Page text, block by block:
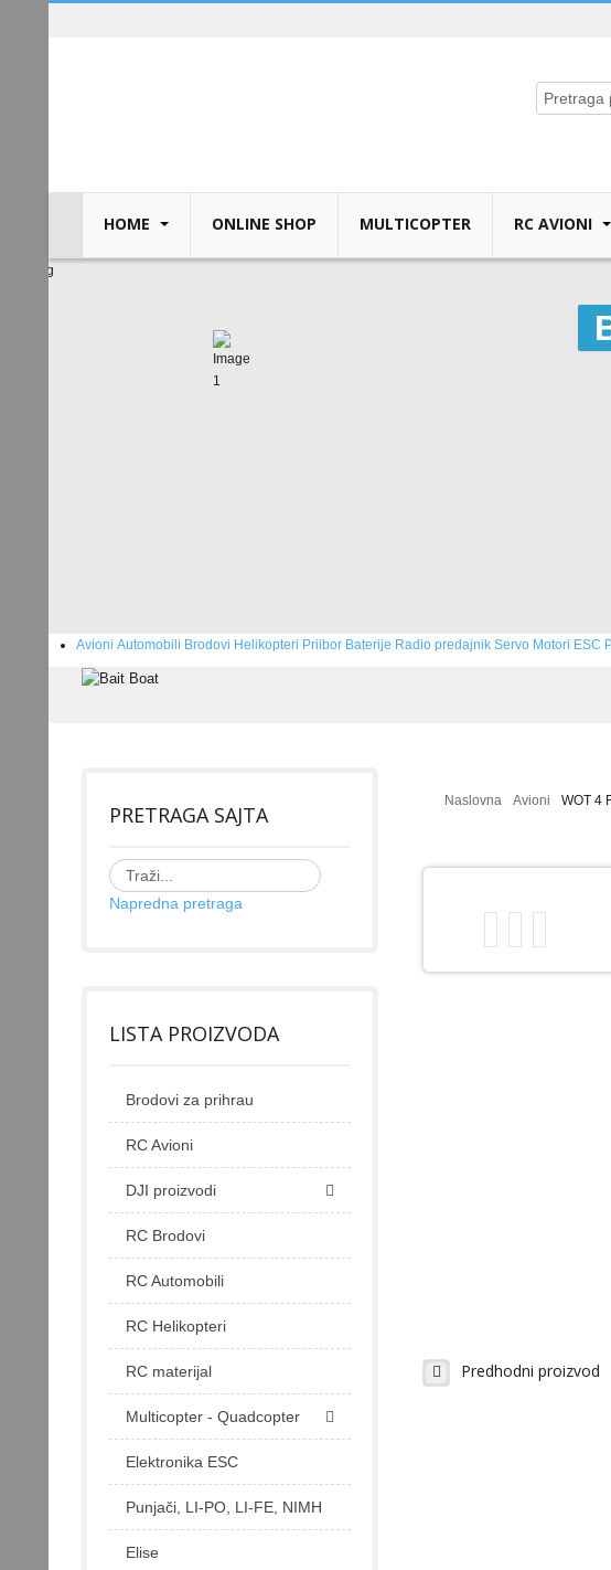
HOME ONLINE SHOP MULTICOPTER RC AVIONI
Avioni Automobili Brodovi Helikopteri Priibor Baterije Radio predajnik Servo Motori ESC
Naslovna Avioni WOT 4
Predhodni proizvod
PRETRAGA SAJTA
Napredna pretraga
LISTA PROIZVODA
Brodovi za prihrau
RC Avioni
DJI proizvodi
RC Brodovi
RC Automobili
RC Helikopteri
RC materijal
Multicopter - Quadcopter
Elektronika ESC
Punjači, LI-PO, LI-FE, NIMH
Elise